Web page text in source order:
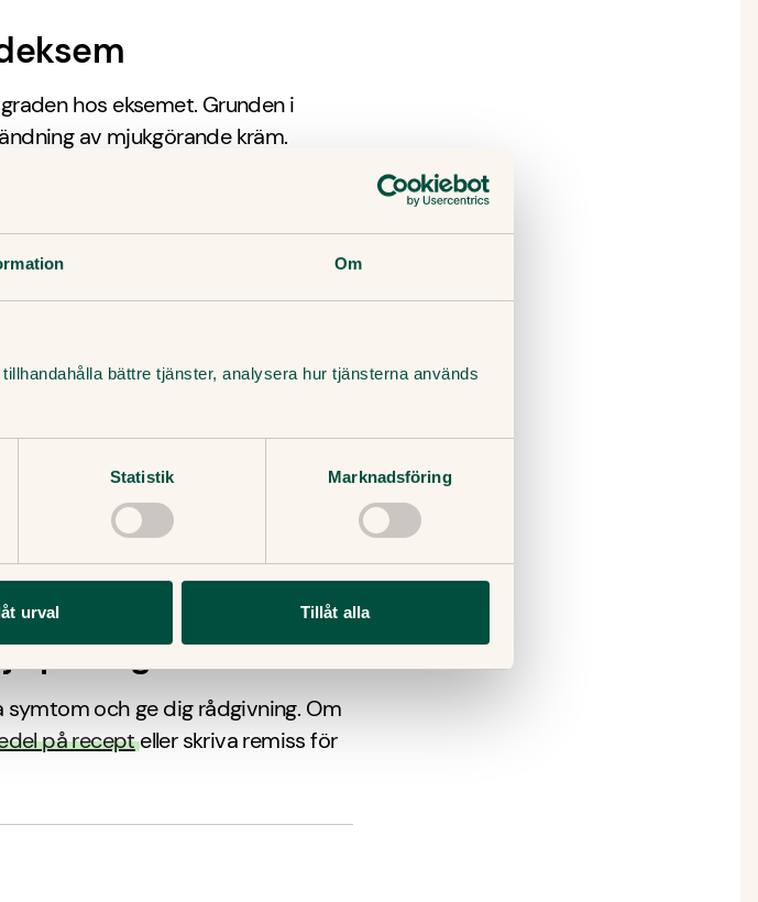
Om
bättre tjänster, analysera hur tjänsterna används
Statistik Marknadsföring
urval Tillåt alla
hos eksemet. Grunden i
av mjukgörande kräm.
än den som finns receptfritt).
där händerna badas i
dagar. Eksem som blivit
antibiotika.
bättre av den behandling som
att eksemet blivit infekterat.
mig?
och ge dig rådgivning. Om
på recepteller skriva remiss för